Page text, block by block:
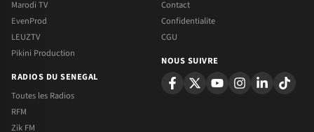
Marodi TV
EvenProd
LEUZTV
Pikini Production
RADIOS DU SENEGAL
Toutes les Radios
RFM
Zik FM
Contact
Confidentialite
CGU
NOUS SUIVRE